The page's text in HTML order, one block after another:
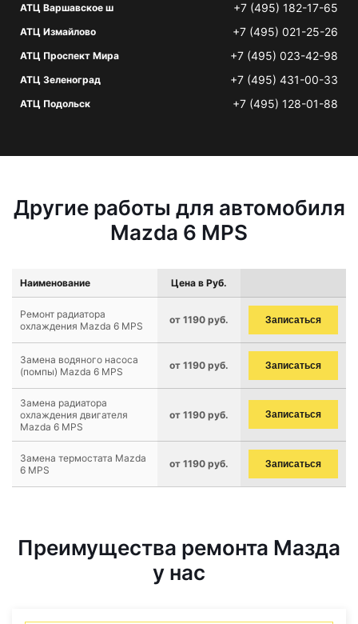
АТЦ Варшавское ш +7 (495) 182-17-65
АТЦ Измайлово +7 (495) 021-25-26
АТЦ Проспект Мира +7 (495) 023-42-98
АТЦ Зеленоград +7 (495) 431-00-33
АТЦ Подольск +7 (495) 128-01-88
Другие работы для автомобиля
Mazda 6 MPS
Наименование Цена в Руб.
Ремонт радиатора
охлаждения Mazda 6 MPS
от 1190 руб. Записаться
Замена водяного насоса
(помпы) Mazda 6 MPS
от 1190 руб. Записаться
Замена радиатора
охлаждения двигателя
Mazda 6 MPS
от 1190 руб. Записаться
Замена термостата Mazda
6 MPS
от 1190 руб. Записаться
Преимущества ремонта Мазда
у нас